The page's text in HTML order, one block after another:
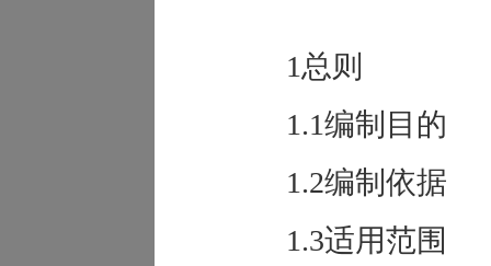
1总则
1.1编制目的
1.2编制依据
1.3适用范围